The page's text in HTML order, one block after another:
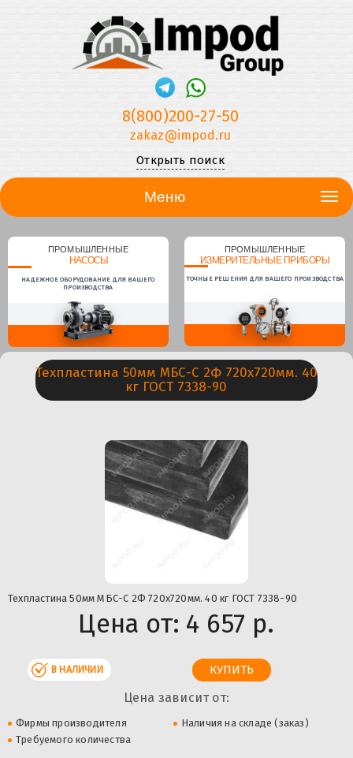
8(800)200-27-50
zakaz@impod.ru
Открыть поиск
Меню
ПРОМЫШЛЕННЫЕ
НАСОСЫ
НАДЕЖНОЕ ОБОРУДОВАНИЕ ДЛЯ ВАШЕГО
ПРОИЗВОДСТВА
ПРОМЫШЛЕННЫЕ
ИЗМЕРИТЕЛЬНЫЕ ПРИБОРЫ
ТОЧНЫЕ РЕШЕНИЯ ДЛЯ ВАШЕГО ПРОИЗВОДСТВА
Техпластина 50мм МБС-С 2Ф 720х720мм. 40
кг ГОСТ 7338-90
Техпластина 50мм МБС-С 2Ф 720х720мм. 40 кг ГОСТ 7338-90
Цена от: 4 657 р.
В НАЛИЧИИ
Цена зависит от:
Фирмы производителя
Наличия на складе (заказ)
Требуемого количества